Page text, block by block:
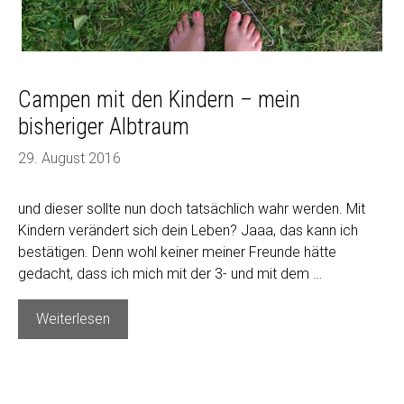
Campen mit den Kindern – mein
bisheriger Albtraum
29. August 2016
und dieser sollte nun doch tatsächlich wahr werden. Mit
Kindern verändert sich dein Leben? Jaaa, das kann ich
bestätigen. Denn wohl keiner meiner Freunde hätte
gedacht, dass ich mich mit der 3- und mit dem …
Weiterlesen
mit